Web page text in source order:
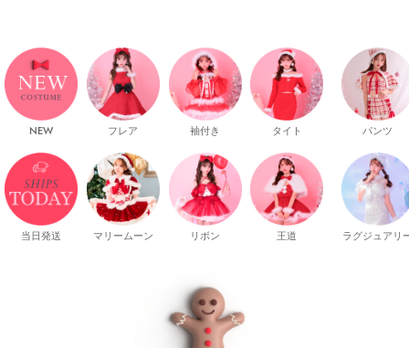
NEW
当日発送
フレア
マリームーン
袖付き
リボン
タイト
王道
パンツ
ラグジュアリ